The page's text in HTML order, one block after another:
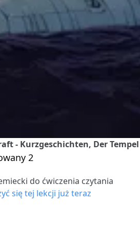
- Kurzgeschichten, Der Tempel
2
do ćwiczenia czytania
się tej lekcji już teraz